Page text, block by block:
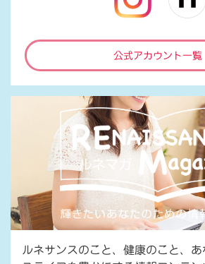
公式アカウント一覧
ルネサンスのこと、健康のこと、